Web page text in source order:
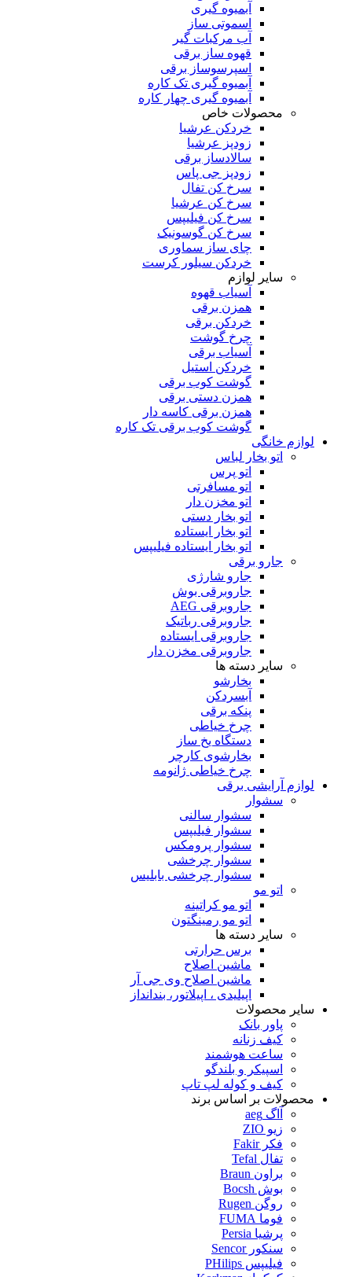
آبمیوه گیری
اسموتی ساز
آب مرکبات گیر
قهوه ساز برقی
اسپرسوساز برقی
آبمیوه گیری تک کاره
آبمیوه گیری چهار کاره
محصولات خاص
خردکن عرشیا
زودپز عرشیا
سالادساز برقی
زودپز جی پاس
سرخ کن تفال
سرخ کن عرشیا
سرخ کن فیلیپس
سرخ کن گوسونیک
چای ساز سماوری
خردکن سیلور کرست
سایر لوازم
آسیاب قهوه
همزن برقی
خردکن برقی
چرخ گوشت
آسیاب برقی
خردکن استیل
گوشت کوب برقی
همزن دستی برقی
همزن برقی کاسه دار
گوشت کوب برقی تک کاره
لوازم خانگی
اتو بخار لباس
اتو پرس
اتو مسافرتی
اتو مخزن دار
اتو بخار دستی
اتو بخار ایستاده
اتو بخار ایستاده فیلیپس
جارو برقی
جارو شارژی
جاروبرقی بوش
جاروبرقی AEG
جاروبرقی رباتیک
جاروبرقی ایستاده
جاروبرقی مخزن دار
سایر دسته ها
بخارشو
آبسردکن
پنکه برقی
چرخ خیاطی
دستگاه یخ ساز
بخارشوی کارچر
چرخ خیاطی ژانومه
لوازم آرایشی برقی
سشوار
سشوار سالنی
سشوار فیلیپس
سشوار پرومکس
سشوار چرخشی
سشوار چرخشی بابلیس
اتو مو
اتو مو کراتینه
اتو مو رمینگتون
سایر دسته ها
برس حرارتی
ماشین اصلاح
ماشین اصلاح وی جی آر
اپیلیدی ، اپیلاتور، بندانداز
سایر محصولات
پاور بانک
کیف زنانه
ساعت هوشمند
اسپیکر و بلندگو
کیف و کوله لپ تاپ
محصولات بر اساس برند
آاگ aeg
زیو ZIO
فکر Fakir
تفال Tefal
براون Braun
بوش Bocsh
روگن Rugen
فوما FUMA
پرشیا Persia
سنکور Sencor
فیلیپس PHilips